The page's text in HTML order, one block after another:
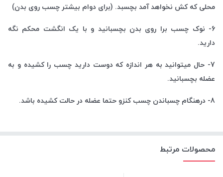
محلی که کش نخواهد آمد بچسبد. (برای دوام بیشتر چسب روی بدن)
6- نوک چسب برا روی بدن بچسبانید و با یک انگشت محکم نگه
دارید.
7- حال میتوانید به هر اندازه که دوست دارید چسب را کشیده و به
عضله بچسبانید.
8- درهنگام چسباندن چسب کنزو حتما عضله در حالت کشیده باشد.
محصولات مرتبط